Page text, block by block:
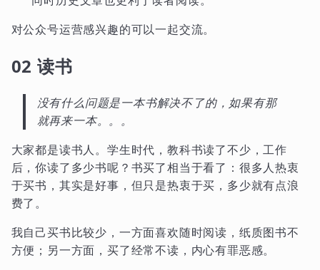
对公众号运营感兴趣的可以一起交流。
02 读书
没有什么问题是一本书解决不了的，如果有那
就再来一本。。。
大家都是读书人。学生时代，教科书读了不少，工作
后，你读了多少书呢？书买了相当于看了：很多人热衷
于买书，其实是好事，但只是热衷于买，多少就有点浪
费了。
我自己买书比较少，一方面喜欢随时阅读，纸质图书不
方便；另一方面，买了经常不读，内心有罪恶感。